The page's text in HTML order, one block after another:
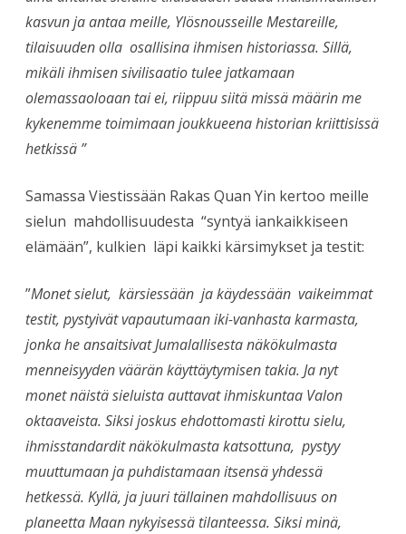
kasvun ja antaa meille, Ylösnousseille Mestareille,
tilaisuuden olla osallisina ihmisen historiassa. Sillä,
mikäli ihmisen sivilisaatio tulee jatkamaan
olemassaoloaan tai ei, riippuu siitä missä määrin me
kykenemme toimimaan joukkueena historian kriittisissä
hetkissä ”
Samassa Viestissään Rakas Quan Yin kertoo meille
sielun mahdollisuudesta “syntyä iankaikkiseen
elämään”, kulkien läpi kaikki kärsimykset ja testit:
”Monet sielut, kärsiessään ja käydessään vaikeimmat
testit, pystyivät vapautumaan iki-vanhasta karmasta,
jonka he ansaitsivat Jumalallisesta näkökulmasta
menneisyyden väärän käyttäytymisen takia. Ja nyt
monet näistä sieluista auttavat ihmiskuntaa Valon
oktaaveista. Siksi joskus ehdottomasti kirottu sielu,
ihmisstandardit näkökulmasta katsottuna, pystyy
muuttumaan ja puhdistamaan itsensä yhdessä
hetkessä. Kyllä, ja juuri tällainen mahdollisuus on
planeetta Maan nykyisessä tilanteessa. Siksi minä,